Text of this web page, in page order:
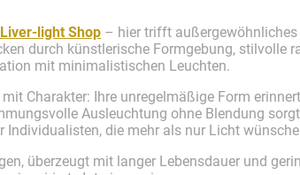
light Shop – hier trifft
durch künstlerische Formgebung, stilvolle
mit minimalistischen Leuchten.
Charakter: Ihre unregelmäßige Form
Ausleuchtung ohne Blendung
die mehr als nur Licht
überzeugt mit langer Lebensdauer und